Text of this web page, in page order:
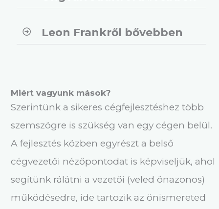
Leon Frankről bővebben
Miért vagyunk mások?
Szerintünk a sikeres cégfejlesztéshez több
szemszögre is szükség van egy cégen belül.
A fejlesztés közben egyrészt a belső
cégvezetői nézőpontodat is képviseljük, ahol
segítünk rálátni a vezetői (veled önazonos)
működésedre, ide tartozik az önismereted